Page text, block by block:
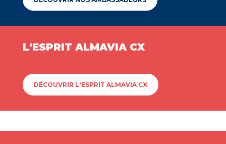
L'ESPRIT ALMAVIA CX
DÉCOUVRIR L'ESPRIT ALMAVIA CX